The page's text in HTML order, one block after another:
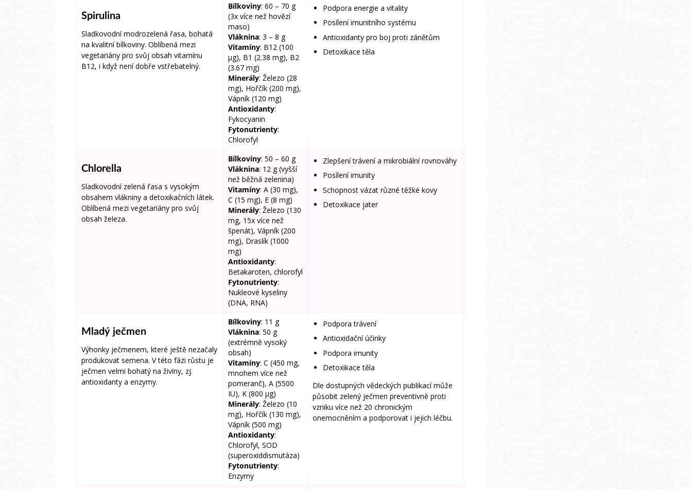
Spirulina
Sladkovodní modrozelená řasa, bohatá
na kvalitní bílkoviny. Oblíbená mezi
vegetariány pro svůj obsah vitamínu
B12, i když není dobře vstřebatelný.
Bílkoviny: 60 – 70 g
(3x více než hovězí
maso)
Vláknina: 3 – 8 g
Vitamíny: B12 (100
μg), B1 (2.38 mg), B2
(3.67 mg)
Minerály: Železo (28
mg), Hořčík (200 mg),
Vápník (120 mg)
Antioxidanty:
Fykocyanin
Fytonutrienty:
Chlorofyl
Podpora energie a vitality
Posílení imunitního systému
Antioxidanty pro boj proti zánětům
Detoxikace těla
Chlorella
Sladkovodní zelená řasa s vysokým
obsahem vlákniny a detoxikačních látek.
Oblíbená mezi vegetariány pro svůj
obsah železa.
Bílkoviny: 50 – 60 g
Vláknina: 12 g (vyšší
než běžná zelenina)
Vitamíny: A (30 mg),
C (15 mg), E (8 mg)
Minerály: Železo (130
mg, 15x více než
špenát), Vápník (200
mg), Draslík (1000
mg)
Antioxidanty:
Betakaroten, chlorofyl
Fytonutrienty:
Nukleové kyseliny
(DNA, RNA)
Zlepšení trávení a mikrobiální rovnováhy
Posílení imunity
Schopnost vázat různé těžké kovy
Detoxikace jater
Mladý ječmen
Výhonky ječmenem, které ještě nezačaly
produkovat semena. V této fázi růstu je
ječmen velmi bohatý na živiny, zj.
antioxidanty a enzymy.
Bílkoviny: 11 g
Vláknina: 50 g
(extrémně vysoký
obsah)
Vitamíny: C (450 mg,
mnohem více než
pomeranč), A (5500
IU), K (800 μg)
Minerály: Železo (10
mg), Hořčík (130 mg),
Vápník (500 mg)
Antioxidanty:
Chlorofyl, SOD
(superoxiddismutáza)
Fytonutrienty:
Enzymy
Podpora trávení
Antioxidační účinky
Podpora imunity
Detoxikace těla
Dle dostupných vědeckých publikací může
působit zelený ječmen preventivně proti
vzniku více než 20 chronickým
onemocněním a podporovat i jejich léčbu.